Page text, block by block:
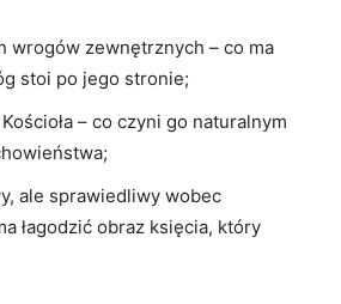
wrogów zewnętrznych – co ma
stoi po jego stronie;
– co czyni go naturalnym
ale sprawiedliwy wobec
łagodzić obraz księcia, który